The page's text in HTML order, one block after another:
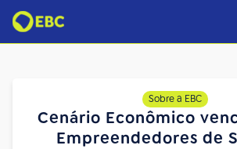
Sobre a EBC
Cenário Econômico
Empreendedores de